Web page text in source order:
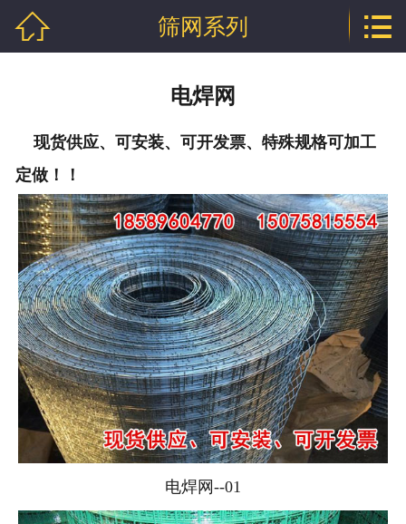
技术文章
企业资质
联系我们
 筛网系列 
电焊网
现货供应、可安装、可开发票、特殊规格可加工
定做！！
电焊网--01